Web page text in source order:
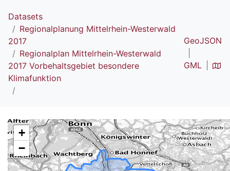
Datasets
Regionalplanung Mittelrhein-Westerwald
2017
Regionalplan Mittelrhein-Westerwald
2017 Vorbehaltsgebiet besondere
Klimafunktion
GeoJSON
GML
+
−